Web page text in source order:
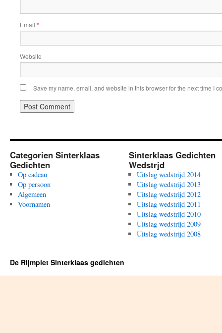
Email *
Website
Save my name, email, and website in this browser for the next time I
Categorien Sinterklaas
Gedichten
Op cadeau
Op persoon
Algemeen
Voornamen
Sinterklaas Gedichten
Wedstrjd
Uitslag wedstrijd 2014
Uitslag wedstrijd 2013
Uitslag wedstrijd 2012
Uitslag wedstrijd 2011
Uitslag wedstrijd 2010
Uitslag wedstrijd 2009
Uitslag wedstrijd 2008
De Rijmpiet Sinterklaas gedichten